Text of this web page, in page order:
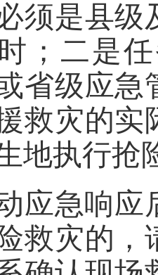
须是县级
；二是
省级应急
救灾的实
地执行抢
应急响应
救灾的，